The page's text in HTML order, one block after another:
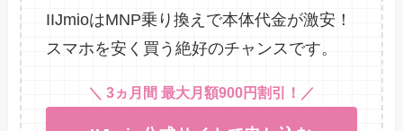
IIJmioはMNP乗り換えで本体代金が激安！
スマホを安く買う絶好のチャンスです。
＼ 3ヵ月間 最大月額900円割引！ ／